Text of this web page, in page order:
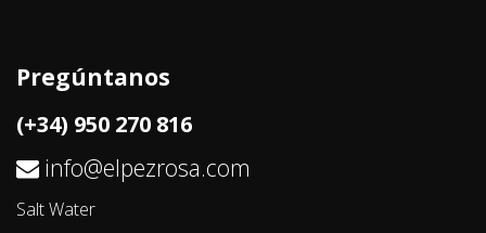
Pregúntanos
(+34) 950 270 816
info@elpezrosa.com
Salt Water